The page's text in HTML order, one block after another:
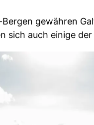
gewähren
sich auch einige